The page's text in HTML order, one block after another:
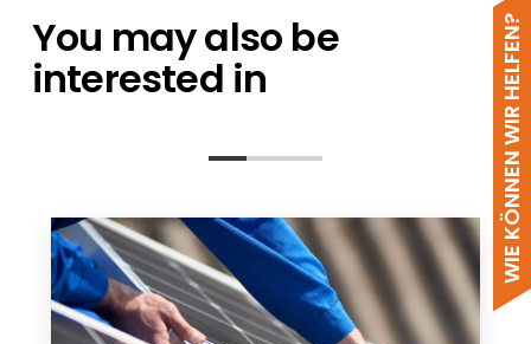
WIE KÖNNEN WIR HELFEN?
You may also be
interested in